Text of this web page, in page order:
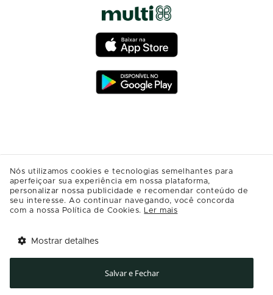
Nós utilizamos cookies e tecnologias semelhantes para
aperfeiçoar sua experiência em nossa plataforma,
personalizar nossa publicidade e recomendar conteúdo de
seu interesse. Ao continuar navegando, você concorda
com a nossa Política de Cookies. Ler mais
Mostrar detalhes
Salvar e Fechar
Baixe agora o app Multi
Abrir